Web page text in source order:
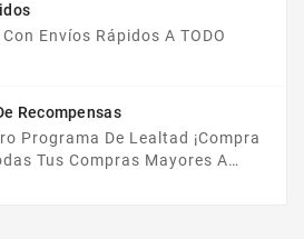
Envíos Rápidos A TODO
Recompensas
Programa De Lealtad ¡compra
Tus Compras Mayores A